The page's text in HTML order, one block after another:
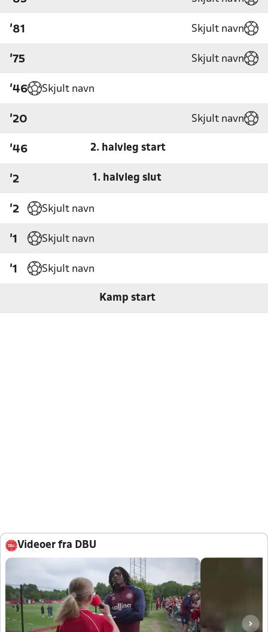
'81 Skjult navn
'75 Skjult navn
'46 Skjult navn
'20 Skjult navn
'46 2. halvleg start
'2 1. halvleg slut
'2 Skjult navn
'1 Skjult navn
'1 Skjult navn
Kamp start
Videoer fra DBU